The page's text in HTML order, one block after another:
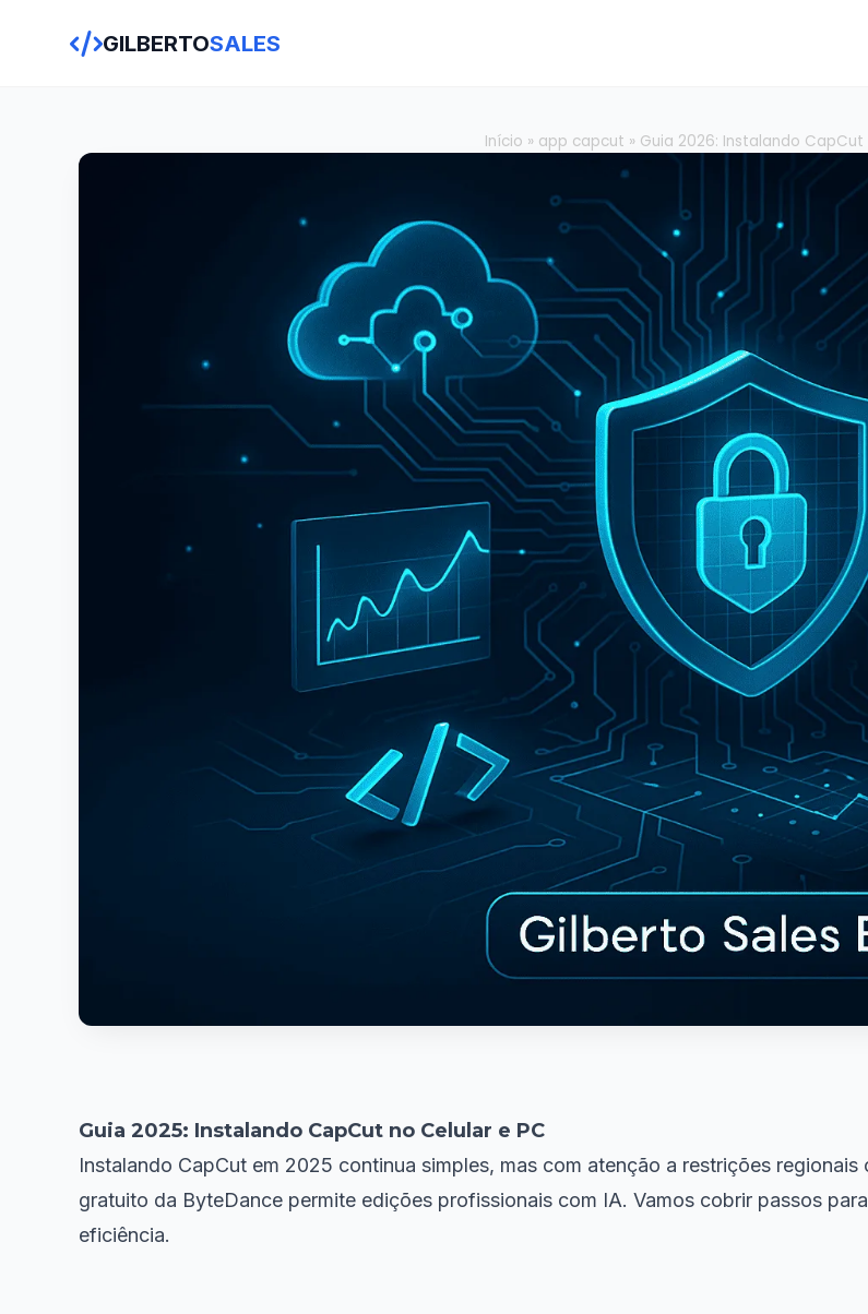
GILBERTOSALES
Início » app capcut » Guia 2026: Instalando CapCut
Guia 2025: Instalando CapCut no Celular e PC
Instalando CapCut em 2025 continua simples, mas com atenção a restrições
gratuito da ByteDance permite edições profissionais com IA. Vamos cobrir passos
eficiência.